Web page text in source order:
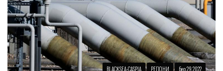
BLACKSEA-CASPIA РЕГІОНИ бер 29 2022